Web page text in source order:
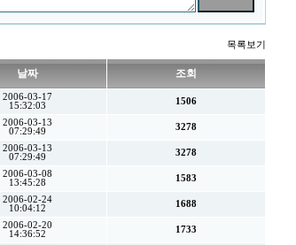
목록보기
날짜 조회
2006-03-17
15:32:03
1506
2006-03-13
07:29:49
3278
2006-03-13
07:29:49
3278
2006-03-08
13:45:28
1583
2006-02-24
10:04:12
1688
2006-02-20
14:36:52
1733